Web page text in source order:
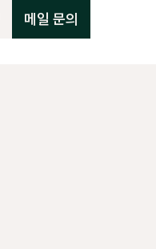
메일 문의